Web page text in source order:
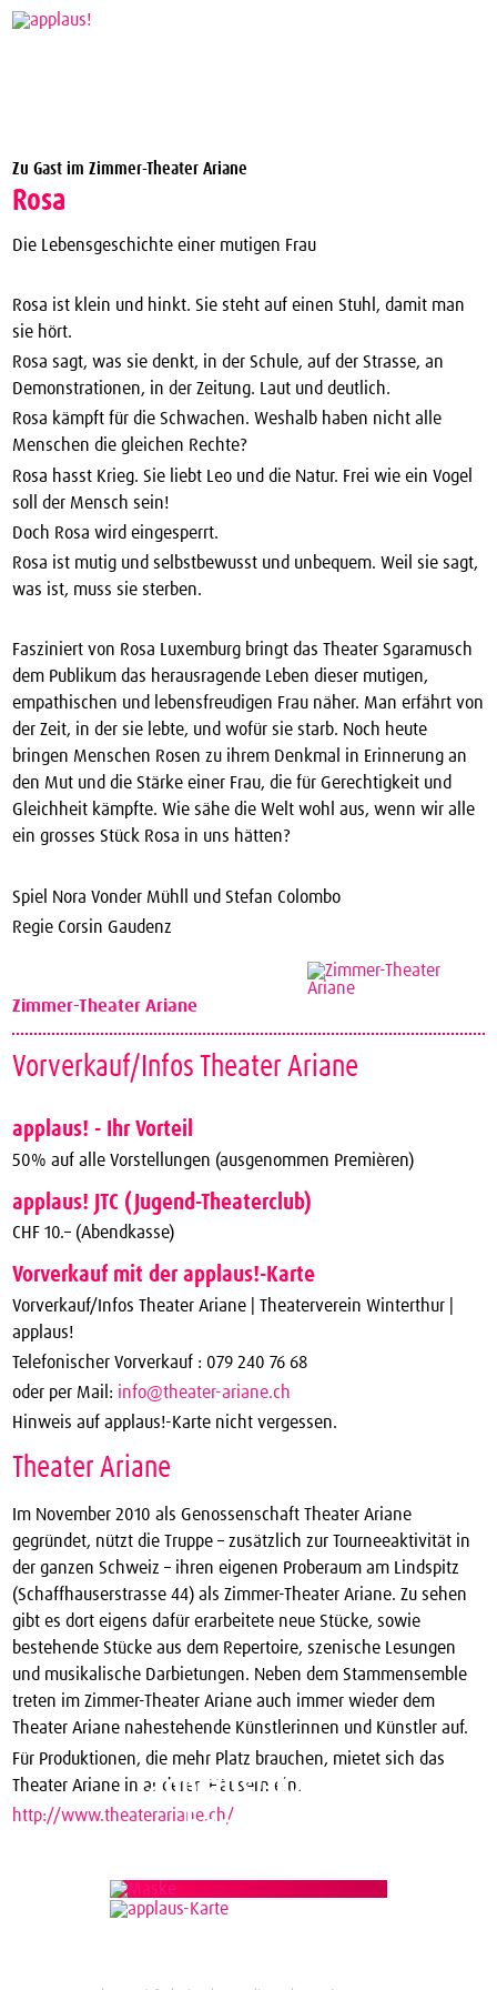
Theater Vergünstigungen
JTC-Jugend-Theater-Club
Kontakt
Archiv
Zu Gast im Zimmer-Theater Ariane
Rosa
Die Lebensgeschichte einer mutigen Frau
Rosa ist klein und hinkt. Sie steht auf einen Stuhl, damit man
sie hört.
Rosa sagt, was sie denkt, in der Schule, auf der Strasse, an
Demonstrationen, in der Zeitung. Laut und deutlich.
Rosa kämpft für die Schwachen. Weshalb haben nicht alle
Menschen die gleichen Rechte?
Rosa hasst Krieg. Sie liebt Leo und die Natur. Frei wie ein Vogel
soll der Mensch sein!
Doch Rosa wird eingesperrt.
Rosa ist mutig und selbstbewusst und unbequem. Weil sie sagt,
was ist, muss sie sterben.
Fasziniert von Rosa Luxemburg bringt das Theater Sgaramusch
dem Publikum das herausragende Leben dieser mutigen,
empathischen und lebensfreudigen Frau näher. Man erfährt von
der Zeit, in der sie lebte, und wofür sie starb. Noch heute
bringen Menschen Rosen zu ihrem Denkmal in Erinnerung an
den Mut und die Stärke einer Frau, die für Gerechtigkeit und
Gleichheit kämpfte. Wie sähe die Welt wohl aus, wenn wir alle
ein grosses Stück Rosa in uns hätten?
Spiel Nora Vonder Mühll und Stefan Colombo
Regie Corsin Gaudenz
Zimmer-Theater Ariane
Vorverkauf/Infos Theater Ariane
applaus! - Ihr Vorteil
50% auf alle Vorstellungen (ausgenommen Premièren)
applaus! JTC (Jugend-Theaterclub)
CHF 10.– (Abendkasse)
Vorverkauf mit der applaus!-Karte
Vorverkauf/Infos Theater Ariane | Theaterverein Winterthur |
applaus!
Telefonischer Vorverkauf : 079 240 76 68
oder per Mail: info@theater-ariane.ch
Hinweis auf applaus!-Karte nicht vergessen.
Theater Ariane
Im November 2010 als Genossenschaft Theater Ariane
gegründet, nützt die Truppe – zusätzlich zur Tourneeaktivität in
der ganzen Schweiz – ihren eigenen Proberaum am Lindspitz
(Schaffhauserstrasse 44) als Zimmer-Theater Ariane. Zu sehen
gibt es dort eigens dafür erarbeitete neue Stücke, sowie
bestehende Stücke aus dem Repertoire, szenische Lesungen
und musikalische Darbietungen. Neben dem Stammensemble
treten im Zimmer-Theater Ariane auch immer wieder dem
Theater Ariane nahestehende Künstlerinnen und Künstler auf.
Für Produktionen, die mehr Platz brauchen, mietet sich das
Theater Ariane in anderen Häusern ein.
http://www.theaterariane.ch/
applaus!-Karte
bestellen